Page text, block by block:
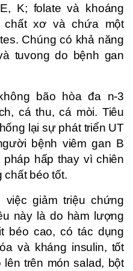
K; folate và khoáng
chất xơ và chứa một
Chúng có khả năng
tuvong do bệnh gan
bão hòa đa n-3
cá thu, cá mòi. Tiêu
lại sự phát triển UT
bệnh viêm gan B
hấp thay vì chiên
chất béo tốt.
giảm triệu chứng
này là do hàm lượng
béo cao, có tác dụng
và kháng insulin, tốt
trên món salad, bột